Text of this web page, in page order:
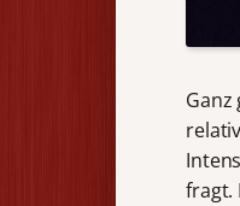
Ganz
fragt.